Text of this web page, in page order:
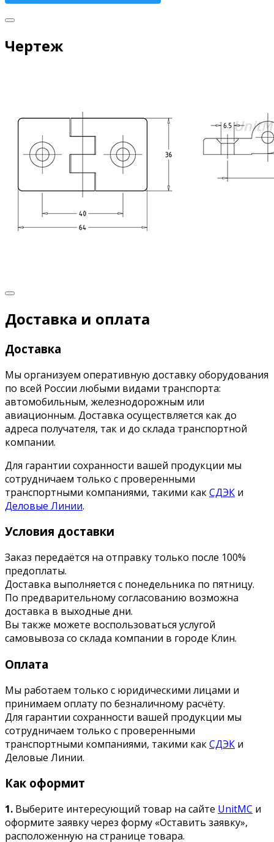
Чертеж
Доставка и оплата
Доставка
Мы организуем оперативную доставку оборудования
по всей России любыми видами транспорта:
автомобильным, железнодорожным или
авиационным. Доставка осуществляется как до
адреса получателя, так и до склада транспортной
компании.
Для гарантии сохранности вашей продукции мы
сотрудничаем только с проверенными
транспортными компаниями, такими какСДЭК и
Деловые Линии.
Условия доставки
Заказ передаётся на отправку только после 100%
предоплаты.
Доставка выполняется с понедельника по пятницу.
По предварительному согласованию возможна
доставка в выходные дни.
Вы также можете воспользоваться услугой
самовывоза со склада компании в городе Клин.
Оплата
Мы работаем только с юридическими лицами и
принимаем оплату по безналичному расчёту.
Для гарантии сохранности вашей продукции мы
сотрудничаем только с проверенными
транспортными компаниями, такими какСДЭК и
Деловые Линии.
Как оформит
1. Выберите интересующий товар на сайте UnitMC и
оформите заявку через форму «Оставить заявку»,
расположенную на странице товара.